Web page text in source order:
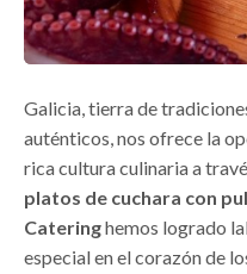
Galicia, tierra de
auténticos, nos ofrece la
rica cultura culinaria a
platos de cuchara con
Cateringhemos logrado
especial en el corazón de